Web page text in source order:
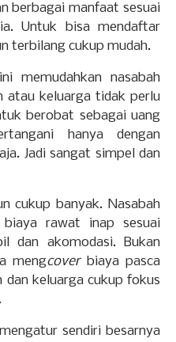
berbagai manfaat sesuai
Untuk bisa mendaftar
terbilang cukup mudah.
memudahkan nasabah
atau keluarga tidak perlu
berobat sebagai uang
hanya dengan
Jadi sangat simpel dan
cukup banyak. Nasabah
rawat inap sesuai
dan akomodasi. Bukan
mengcoverbiaya pasca
keluarga cukup fokus
sendiri besarnya